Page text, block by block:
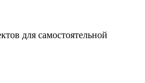
для самостоятельной